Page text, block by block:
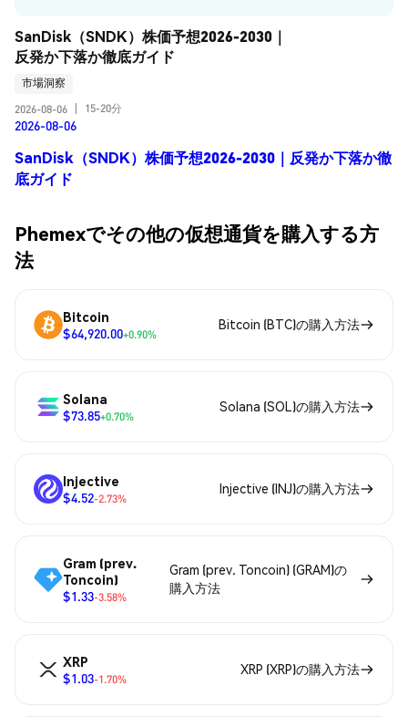
SanDisk（SNDK）株価予想2026-2030｜
反発か下落か徹底ガイド
市場洞察
2026-08-06
15-20分
2026-08-06
SanDisk（SNDK）株価予想2026-2030｜反発か下落か徹
底ガイド
Phemexでその他の仮想通貨を購入する方
法
Bitcoin
$64,920.00+0.90%
Bitcoin (BTC)の購入方法
Solana
$73.85+0.70%
Solana (SOL)の購入方法
Injective
$4.52-2.73%
Injective (INJ)の購入方法
Gram (prev.
Toncoin)
$1.33-3.58%
Gram (prev. Toncoin) (GRAM)の
購入方法
XRP
$1.03-1.70%
XRP (XRP)の購入方法